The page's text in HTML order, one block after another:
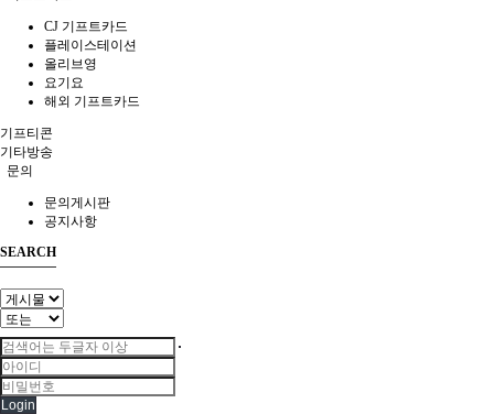
CJ 기프트카드
플레이스테이션
올리브영
요기요
해외 기프트카드
기프티콘
기타방송
문의
문의게시판
공지사항
SEARCH
Login